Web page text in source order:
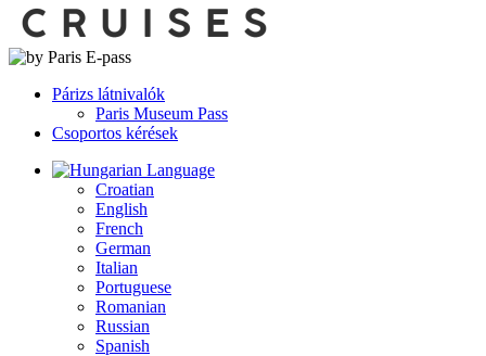
Párizs látnivalók
Paris Museum Pass
Csoportos kérések
Language
Croatian
English
French
German
Italian
Portuguese
Romanian
Russian
Spanish